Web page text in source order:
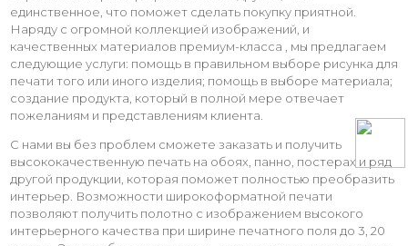
единственное, что поможет сделать покупку приятной.
Наряду с огромной коллекцией изображений, и
качественных материалов премиум-класса , мы предлагаем
следующие услуги: помощь в правильном выборе рисунка для
печати того или иного изделия; помощь в выборе материала;
создание продукта, который в полной мере отвечает
пожеланиям и представлениям клиента.
С нами вы без проблем сможете заказать и получить
высококачественную печать на обоях, панно, постерах и ряд
другой продукции, которая поможет полностью преобразить
интерьер. Возможности широкоформатной печати
позволяют получить полотно с изображением высокого
интерьерного качества при ширине печатного поля до 3, 20